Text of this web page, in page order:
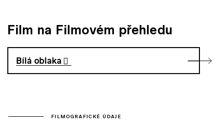
Film na Filmovém přehledu
Bílá oblaka
FILMOGRAFICKÉ ÚDAJE